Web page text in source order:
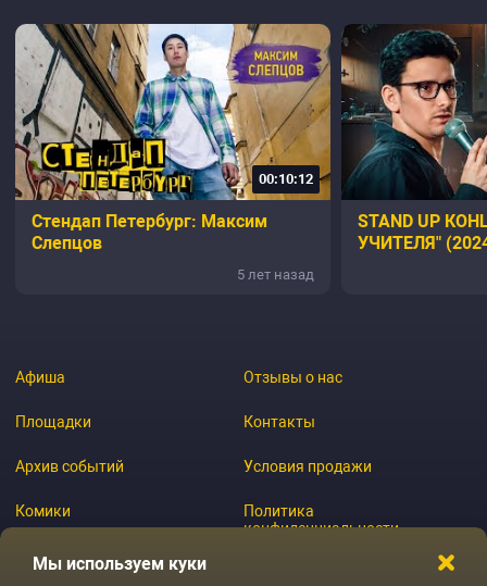
00:10:12
Стендап Петербург: Максим
Слепцов
5 лет назад
STAND UP
УЧИТЕЛЯ"
Афиша
Площадки
Архив событий
Комики
Журнал
Отзывы о нас
Контакты
Условия продажи
Политика
конфиденциальности
Мы используем куки